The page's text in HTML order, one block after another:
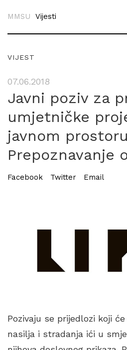
MMSU Vijesti
VIJEST
07.06.2018
Javni poziv za
umjetničke
javnom
Prepoznavanje
Facebook Twitter Email
Pozivaju se prijedlozi koji
nasilja i stradanja ići u